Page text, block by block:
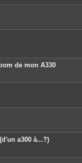
de mon A330
a300 à...?)